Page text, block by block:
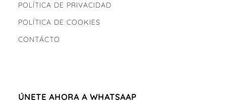
POLÍTICA DE PRIVACIDAD
POLÍTICA DE COOKIES
CONTÁCTO
ÚNETE AHORA A WHATSAAP